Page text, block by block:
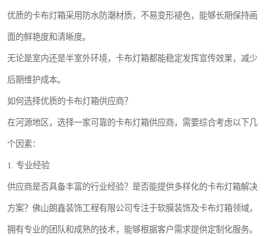
优质的卡布灯箱采用防水防潮材质，不易变形褪色，能够长期保持画
面的鲜艳度和清晰度。
无论是室内还是半室外环境，卡布灯箱都能稳定发挥宣传效果，减少
后期维护成本。
如何选择优质的卡布灯箱供应商？
在河源地区，选择一家可靠的卡布灯箱供应商，需要综合考虑以下几
个因素：
1. 专业经验
供应商是否具备丰富的行业经验？是否能提供多样化的卡布灯箱解决
方案？佛山朗鑫装饰工程有限公司专注于软膜装饰及卡布灯箱领域，
拥有专业的团队和成熟的技术，能够根据客户需求提供定制化服务。